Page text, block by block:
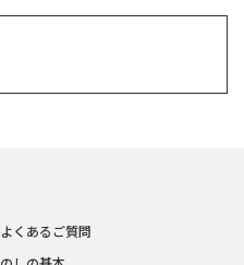
よくあるご質問